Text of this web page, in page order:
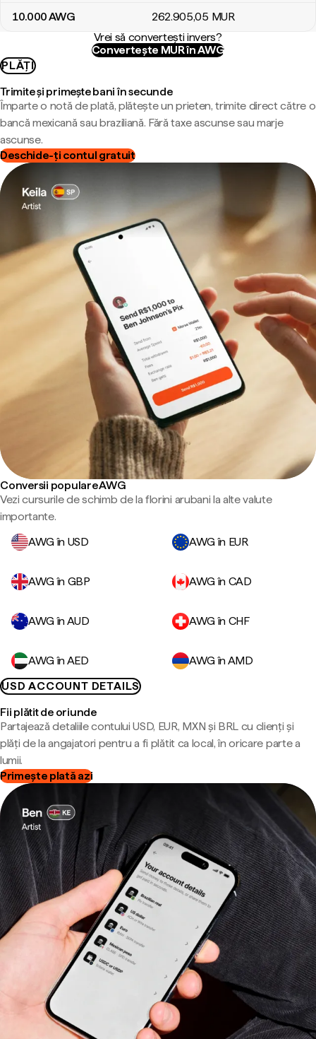
10.000AWG 262.905,05 MUR
Vrei să convertești invers?
Convertește MUR în AWG
PLĂȚI
Trimite și primește bani în secunde
Împarte o notă de plată, plătește un prieten, trimite direct către o
bancă mexicană sau braziliană. Fără taxe ascunse sau marje
ascunse.
Deschide-ți contul gratuit
Conversii populare AWG
Vezi cursurile de schimb de la florini arubani la alte valute
importante.
AWG în USD
AWG în EUR
AWG în GBP AWG în CAD
AWG în AUD AWG în CHF
AWG în AED
AWG în AMD
USD ACCOUNT DETAILS
Fii plătit de oriunde
Partajează detaliile contului USD, EUR, MXN și BRL cu clienți și
plăți de la angajatori pentru a fi plătit ca local, în oricare parte a
lumii.
Primește plată azi